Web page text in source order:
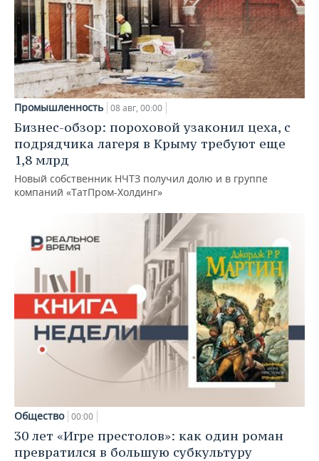
Промышленность 08 авг, 00:00
Бизнес-обзор: пороховой узаконил цеха, с
подрядчика лагеря в Крыму требуют еще
1,8 млрд
Новый собственник НЧТЗ получил долю и в группе
компаний «ТатПром-Холдинг»
Общество 00:00
30 лет «Игре престолов»: как один роман
превратился в большую субкультуру